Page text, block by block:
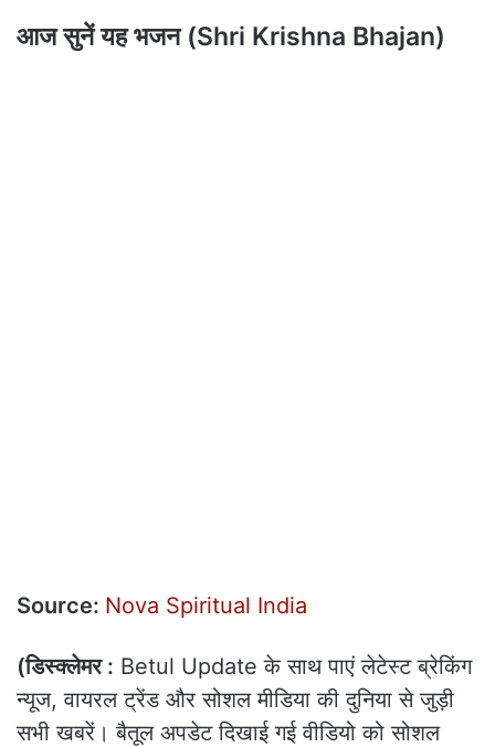
आज सुनें यह भजन (Shri Krishna Bhajan)
Source: Nova Spiritual India
(डिस्‍क्‍लेमर : Betul Update के साथ पाएं लेटेस्ट ब्रेकिंग
न्यूज, वायरल ट्रेंड और सोशल मीडिया की दुनिया से जुड़ी
सभी खबरें। बैतूल अपडेट दिखाई गई वीडियो को सोशल